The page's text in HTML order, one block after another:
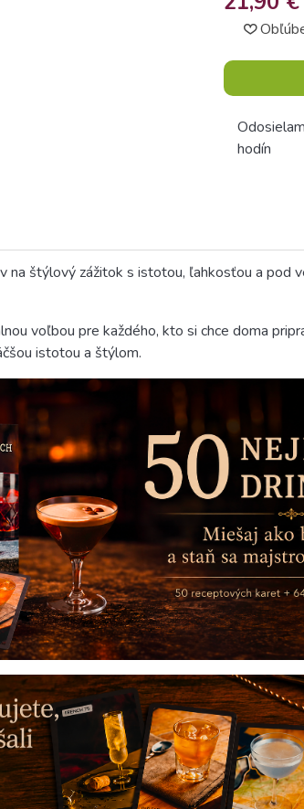
hodín
na štýlový zážitok s istotou, ľahkosťou a pod
voľbou pre každého, kto si chce doma
istotou a štýlom.